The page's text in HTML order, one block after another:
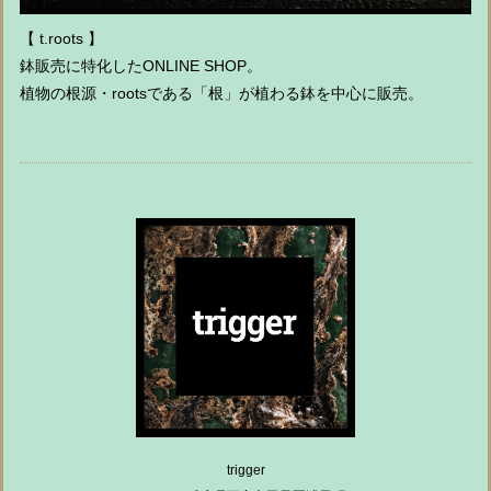
【 t.roots 】
鉢販売に特化したONLINE SHOP。
植物の根源・rootsである「根」が植わる鉢を中心に販売。
trigger